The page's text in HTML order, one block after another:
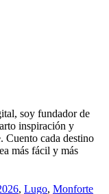
soy fundador de
inspiración y
Cuento cada destino
más fácil y más
, Lugo, Monforte